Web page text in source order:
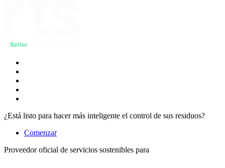
¿Está listo para hacer más inteligente el control de sus residuos?
Comenzar
Proveedor oficial de servicios sostenibles para